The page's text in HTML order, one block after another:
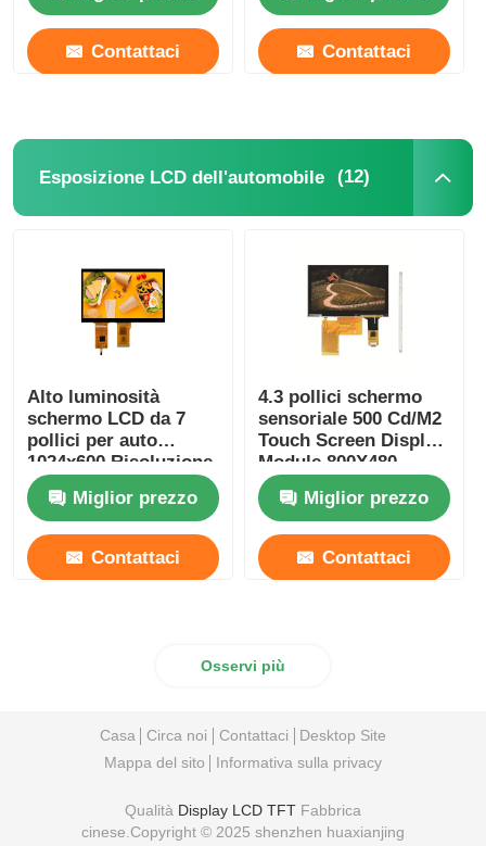
Contattaci Contattaci
Esposizione LCD dell'automobile (12)
Alto luminosità
schermo LCD da 7
pollici per auto
1024x600 Risoluzione
Interfaccia RGB
Miglior prezzo
Contattaci
4.3 pollici schermo
sensoriale 500 Cd/M2
Touch Screen Display
Module 800X480
Miglior prezzo
Contattaci
Osservi più
Casa Circa noi Contattaci
Desktop Site
Mappa del sito
Informativa sulla privacy
Qualità Display LCD TFTFabbrica
cinese.Copyright © 2025 shenzhen huaxianjing